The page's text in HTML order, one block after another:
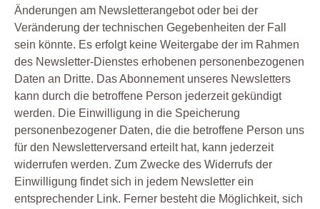
Änderungen am Newsletterangebot oder bei der
Veränderung der technischen Gegebenheiten der Fall
sein könnte. Es erfolgt keine Weitergabe der im Rahmen
des Newsletter-Dienstes erhobenen personenbezogenen
Daten an Dritte. Das Abonnement unseres Newsletters
kann durch die betroffene Person jederzeit gekündigt
werden. Die Einwilligung in die Speicherung
personenbezogener Daten, die die betroffene Person uns
für den Newsletterversand erteilt hat, kann jederzeit
widerrufen werden. Zum Zwecke des Widerrufs der
Einwilligung findet sich in jedem Newsletter ein
entsprechender Link. Ferner besteht die Möglichkeit, sich